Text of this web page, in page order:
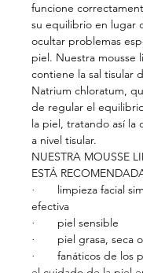
funcione
su equilibrio en lugar
ocultar problemas
piel. Nuestra mousse
contiene la sal tisular
Natrium chloratum,
de regular el
la piel, tratando así la
a nivel tisular.
NUESTRA MOUSSE
ESTÁ
·
limpieza facial
efectiva
· piel sensible
· piel grasa, seca
·
fanáticos de los